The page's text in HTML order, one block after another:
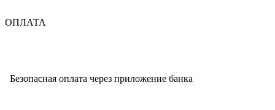
ОПЛАТА
Безопасная оплата через приложение банка